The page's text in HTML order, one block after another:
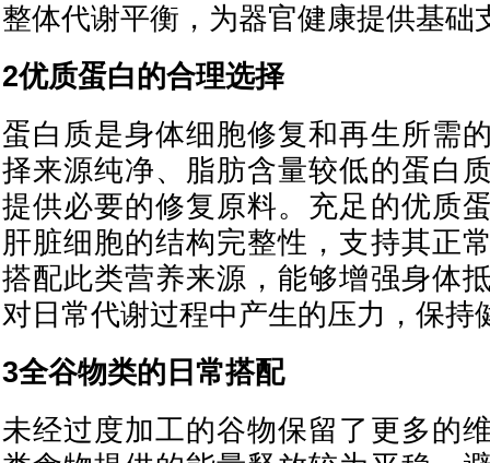
整体代谢平衡，为器官健康提供基础
2优质蛋白的合理选择
蛋白质是身体细胞修复和再生所需
择来源纯净、脂肪含量较低的蛋白
提供必要的修复原料。充足的优质
肝脏细胞的结构完整性，支持其正
搭配此类营养来源，能够增强身体
对日常代谢过程中产生的压力，保持
3全谷物类的日常搭配
未经过度加工的谷物保留了更多的